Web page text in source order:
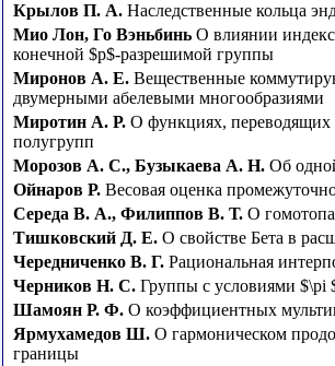
Крылов П. А. Наследственные кольца
Мио Лон, Го Вэньбинь О влиянии
конечной $p$-разрешимой группы
Миронов А. Е. Вещественные
двумерными абелевыми многообразиями
Миротин А. Р. О функциях, переводящих
полугрупп
Морозов А. С., Бузыкаева А. Н. Об
Ойнаров Р. Весовая оценка
Середа В. А., Филиппов В. Т. О
Тишковский Д. Е. О свойстве Бета в
Чередниченко В. Г. Рациональная
Черников Н. С. Группы с условиями $\pi
Шамоян Р. Ф. О коэффициентных
Ярмухамедов Ш. О гармоническом
границы